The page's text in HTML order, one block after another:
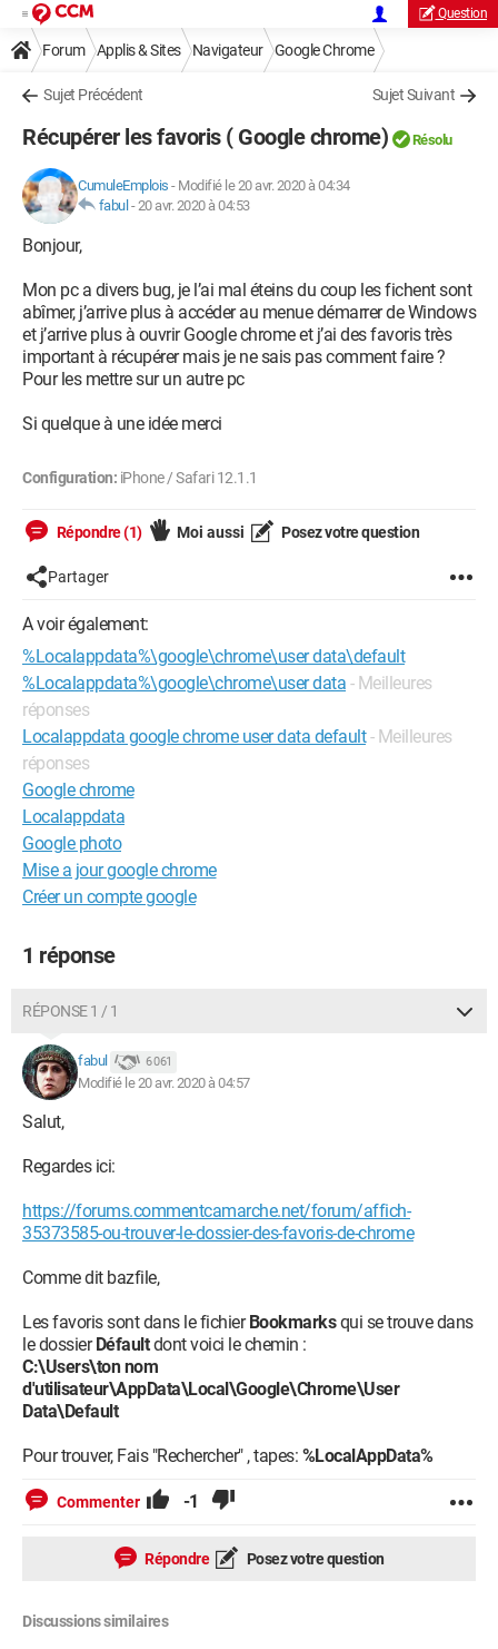
Question
Forum Applis & Sites Navigateur Google Chrome
Sujet Précédent Sujet Suivant
Récupérer les favoris ( Google chrome) Résolu
CumuleEmplois - Modifié le 20 avr. 2020 à 04:34
fabul -20 avr. 2020 à 04:53
Bonjour,
Mon pc a divers bug, je l’ai mal éteins du coup les fichent sont
abîmer, j’arrive plus à accéder au menue démarrer de Windows
et j’arrive plus à ouvrir Google chrome et j’ai des favoris très
important à récupérer mais je ne sais pas comment faire ?
Pour les mettre sur un autre pc
Si quelque à une idée merci
Configuration: iPhone / Safari 12.1.1
Répondre (1) Moi aussi Posez votre question
Partager
A voir également:
%Localappdata%\google\chrome\user data\default
%Localappdata%\google\chrome\user data - Meilleures
réponses
Localappdata google chrome user data default - Meilleures
réponses
Google chrome
Localappdata
Google photo
Mise a jour google chrome
Créer un compte google
1 réponse
RÉPONSE 1 / 1
fabul 6 061
Modifié le 20 avr. 2020 à 04:57
Salut,
Regardes ici:
https://forums.commentcamarche.net/forum/affich-
35373585-ou-trouver-le-dossier-des-favoris-de-chrome
Comme dit bazfile,
Les favoris sont dans le fichierBookmarksqui se trouve dans
le dossierDéfaultdont voici le chemin :
C:\Users\ton nom
d'utilisateur\AppData\Local\Google\Chrome\User
Data\Default
Pour trouver, Fais "Rechercher" , tapes: %LocalAppData%
Commenter -1
Répondre Posez votre question
Discussions similaires